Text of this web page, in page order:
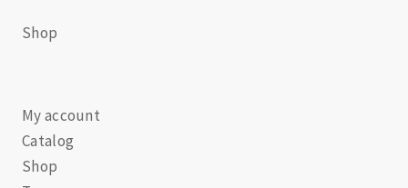
Shop
My account
Catalog
Shop